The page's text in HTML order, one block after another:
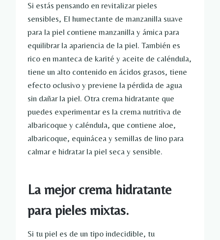
Si estás pensando en revitalizar pieles
sensibles, El humectante de manzanilla suave
para la piel contiene manzanilla y árnica para
equilibrar la apariencia de la piel. También es
rico en manteca de karité y aceite de caléndula,
tiene un alto contenido en ácidos grasos, tiene
efecto oclusivo y previene la pérdida de agua
sin dañar la piel. Otra crema hidratante que
puedes experimentar es la crema nutritiva de
albaricoque y caléndula, que contiene aloe,
albaricoque, equinácea y semillas de lino para
calmar e hidratar la piel seca y sensible.
La mejor crema hidratante
para pieles mixtas.
Si tu piel es de un tipo indecidible, tu